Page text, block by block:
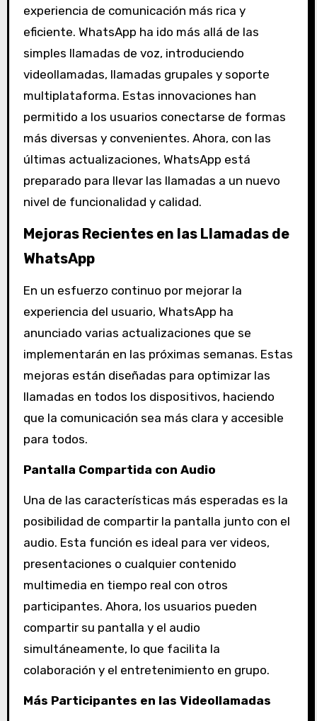
experiencia de comunicación más rica y
eficiente. WhatsApp ha ido más allá de las
simples llamadas de voz, introduciendo
videollamadas, llamadas grupales y soporte
multiplataforma. Estas innovaciones han
permitido a los usuarios conectarse de formas
más diversas y convenientes. Ahora, con las
últimas actualizaciones, WhatsApp está
preparado para llevar las llamadas a un nuevo
nivel de funcionalidad y calidad.
Mejoras Recientes en las Llamadas de
WhatsApp
En un esfuerzo continuo por mejorar la
experiencia del usuario, WhatsApp ha
anunciado varias actualizaciones que se
implementarán en las próximas semanas. Estas
mejoras están diseñadas para optimizar las
llamadas en todos los dispositivos, haciendo
que la comunicación sea más clara y accesible
para todos.
Pantalla Compartida con Audio
Una de las características más esperadas es la
posibilidad de compartir la pantalla junto con el
audio. Esta función es ideal para ver videos,
presentaciones o cualquier contenido
multimedia en tiempo real con otros
participantes. Ahora, los usuarios pueden
compartir su pantalla y el audio
simultáneamente, lo que facilita la
colaboración y el entretenimiento en grupo.
Más Participantes en las Videollamadas